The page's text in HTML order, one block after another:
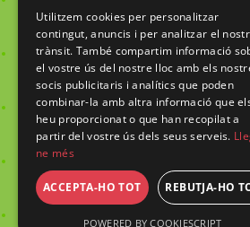
Política de cookies
Política de privacitat
© 2026 | Tots els drets reservats
CompsaOnline
Utilitzem cookies per personalitzar
contingut, anuncis i per analitzar el
trànsit. També compartim informació
el vostre ús del nostre lloc amb els
socis publicitaris i analítics que poden
combinar-la amb altra informació que
heu proporcionat o que han recopilat a
partir del vostre ús dels seus serveis.
ne més
ACCEPTA-HO TOT REBUTJA-HO
POWERED BY COOKIESCRIPT